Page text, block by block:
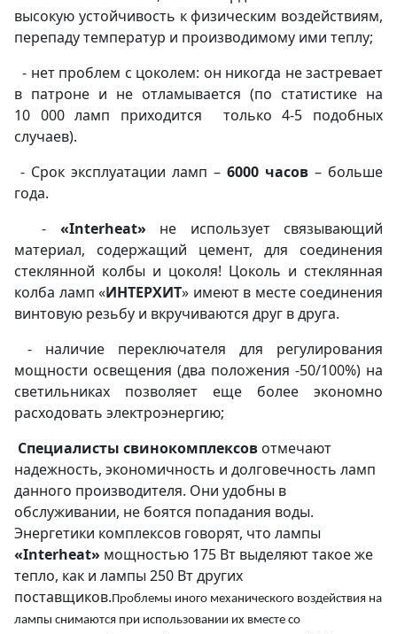
высокую устойчивость к физическим воздействиям,
перепаду температур и производимому ими теплу;
- нет проблем с цоколем: он никогда не застревает
в патроне и не отламывается (по статистике на
10 000 ламп приходится только 4-5 подобных
случаев).
- Срок эксплуатации ламп – 6000 часов – больше
года.
- «Interheat» не использует связывающий
материал, содержащий цемент, для соединения
стеклянной колбы и цоколя! Цоколь и стеклянная
колба ламп «ИНТЕРХИТ» имеют в месте соединения
винтовую резьбу и вкручиваются друг в друга.
- наличие переключателя для регулирования
мощности освещения (два положения -50/100%) на
светильниках позволяет еще более экономно
расходовать электроэнергию;
Специалисты свинокомплексов отмечают
надежность, экономичность и долговечность ламп
данного производителя. Они удобны в
обслуживании, не боятся попадания воды.
Энергетики комплексов говорят, что лампы
«Interheat» мощностью 175 Вт выделяют такое же
тепло, как и лампы 250 Вт других
поставщиков.Проблемы иного механического воздействия на
лампы снимаются при использовании их вместе со